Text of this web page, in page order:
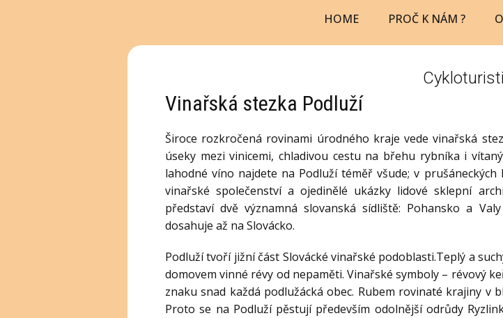
HOME PROČ K NÁM ?
Vinařská stezka Podluží
Široce rozkročená rovinami úrodného kraje vede vinařská
úseky mezi vinicemi, chladivou cestu na břehu rybníka i
lahodné víno najdete na Podluží téměř všude; v
vinařské společenství a ojedinělé ukázky lidové sklepní
představí dvě významná slovanská sídliště: Pohansko a
dosahuje až na Slovácko.
Podluží tvoří jižní část Slovácké vinařské podoblasti.Teplý a
domovem vinné révy od nepaměti. Vinařské symboly – révový
znaku snad každá podlužácká obec. Rubem rovinaté krajiny v
Proto se na Podluží pěstují především odolnější odrůdy